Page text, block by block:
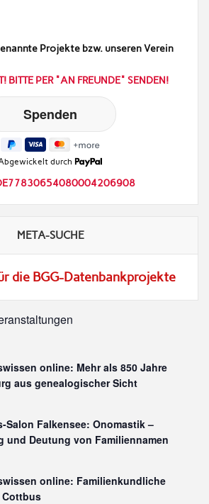
Projekte bzw. unseren Verein
BITTE PER "AN FREUNDE" SENDEN!
durch
META-SUCHE
die BGG-Datenbankprojekte
online: Mehr als 850 Jahre
aus genealogischer Sicht
Salon Falkensee: Onomastik –
und Deutung von Familiennamen
online: Familienkundliche
Cottbus